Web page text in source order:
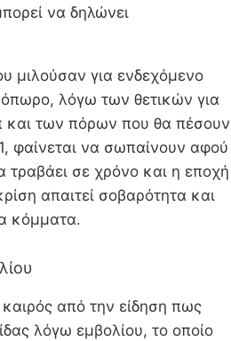
να δηλώνει
μιλούσαν για ενδεχόμενο
λόγω των θετικών για
και των πόρων που θα πέσουν
φαίνεται να σωπαίνουν αφού
τραβάει σε χρόνο και η εποχή
απαιτεί σοβαρότητα και
κόμματα.
από την είδηση πως
λόγω εμβολίου, το οποίο